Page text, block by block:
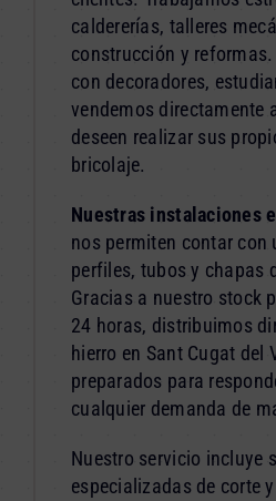
caldererías, talleres
construcción y
con decoradores,
vendemos directamente
deseen realizar sus
bricolaje.
Nuestras instalaciones
nos permiten contar
perfiles, tubos y chapas
Gracias a nuestro stock
24 horas, distribuimos
hierro en Sant Cugat del
preparados para
cualquier demanda de
Nuestro servicio incluye
especializadas de corte